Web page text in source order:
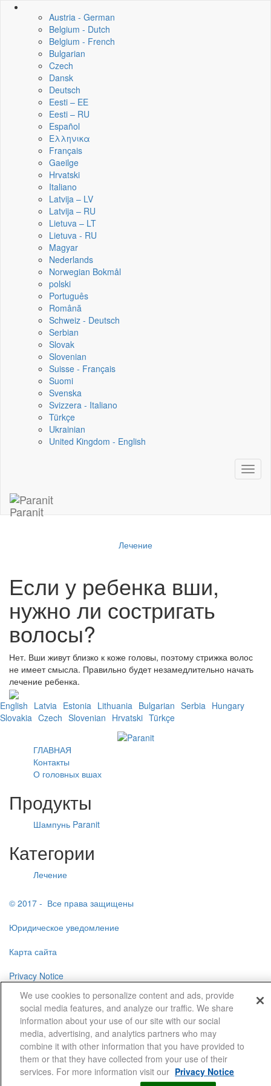
Austria - German
Belgium - Dutch
Belgium - French
Bulgarian
Czech
Dansk
Deutsch
Eesti – EE
Eesti – RU
Español
Ελληνικα
Français
Gaeilge
Hrvatski
Italiano
Latvija – LV
Latvija – RU
Lietuva – LT
Lietuva - RU
Magyar
Nederlands
Norwegian Bokmål
polski
Português
Română
Schweiz - Deutsch
Serbian
Slovak
Slovenian
Suisse - Français
Suomi
Svenska
Svizzera - Italiano
Türkçe
Ukrainian
United Kingdom - English
Paranit
Лечение
Если у ребенка вши,
нужно ли состригать
волосы?
Нет. Вши живут близко к коже головы, поэтому стрижка волос
не имеет смысла. Правильно будет незамедлительно начать
лечение ребенка.
English Latvia Estonia Lithuania Bulgarian Serbia Hungary
Slovakia Czech Slovenian Hrvatski Türkçe
ГЛАВНАЯ
Контакты
О головных вшах
Продукты
Шампунь Paranit
Категории
Лечение
© 2017 - Все права защищены
Юридическое уведомление
Карта сайта
Privacy Notice
Cookie Statement
Cookie List
Cookies Settings
We use cookies to personalize content and ads, provide
social media features, and analyze our traffic. We share
information about your use of our site with our social
media, advertising, and analytics partners who may
combine it with other information that you have provided to
them or that they have collected from your use of their
services. For more information visit our Privacy Notice